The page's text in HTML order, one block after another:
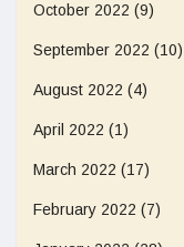
October 2022 (9)
September 2022 (10)
August 2022 (4)
April 2022 (1)
March 2022 (17)
February 2022 (7)